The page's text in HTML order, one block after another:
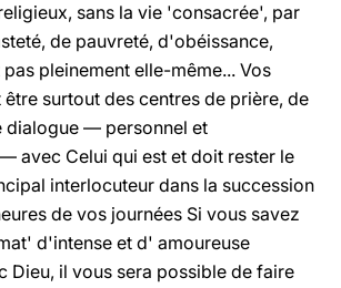
sans la vie 'consacrée', par
de pauvreté, d'obéissance,
pleinement elle-même... Vos
surtout des centres de prière, de
dialogue — personnel et
avec Celui qui est et doit rester le
interlocuteur dans la succession
de vos journées Si vous savez
d'intense et d' amoureuse
Dieu, il vous sera possible de faire